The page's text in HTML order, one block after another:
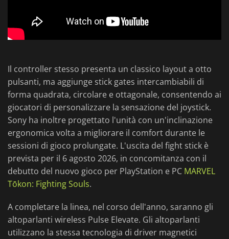
Il controller stesso presenta un classico layout a otto
pulsanti, ma aggiunge stick gates intercambiabili di
forma quadrata, circolare e ottagonale, consentendo ai
giocatori di personalizzare la sensazione del joystick.
Sony ha inoltre progettato l'unità con un'inclinazione
ergonomica volta a migliorare il comfort durante le
sessioni di gioco prolungate. L'uscita del fight stick è
prevista per il 6 agosto 2026, in concomitanza con il
debutto del nuovo gioco per PlayStation e PC MARVEL
Tōkon: Fighting Souls.
A completare la linea, nel corso dell'anno, saranno gli
altoparlanti wireless Pulse Elevate. Gli altoparlanti
utilizzano la stessa tecnologia di driver magnetici